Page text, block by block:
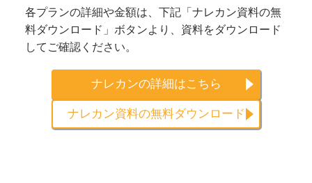
各プランの詳細や金額は、下記「ナレカン資料の無
料ダウンロード」ボタンより、資料をダウンロード
してご確認ください。
ナレカンの詳細はこちら
ナレカン資料の無料ダウンロード